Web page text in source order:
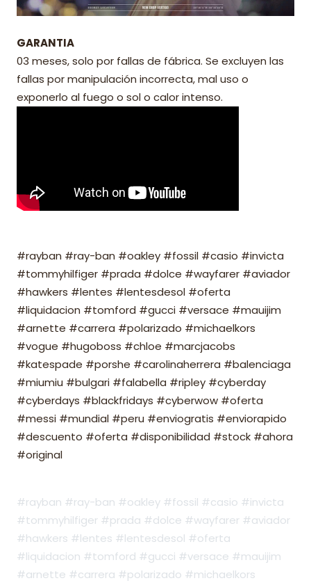
GARANTIA
03 meses, solo por fallas de fábrica. Se excluyen las
fallas por manipulación incorrecta, mal uso o
exponerlo al fuego o sol o calor intenso.
#rayban #ray-ban #oakley #fossil #casio #invicta
#tommyhilfiger #prada #dolce #wayfarer #aviador
#hawkers #lentes #lentesdesol #oferta
#liquidacion #tomford #gucci #versace #mauijim
#arnette #carrera #polarizado #michaelkors
#vogue #hugoboss #chloe #marcjacobs
#katespade #porshe #carolinaherrera #balenciaga
#miumiu #bulgari #falabella #ripley #cyberday
#cyberdays #blackfridays #cyberwow #oferta
#messi #mundial #peru #enviogratis #enviorapido
#descuento #oferta #disponibilidad #stock #ahora
#original
#rayban #ray-ban #oakley #fossil #casio #invicta
#tommyhilfiger #prada #dolce #wayfarer #aviador
#hawkers #lentes #lentesdesol #oferta
#liquidacion #tomford #gucci #versace #mauijim
#arnette #carrera #polarizado #michaelkors